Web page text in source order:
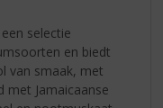
selectie
en biedt
van smaak, met
met Jamaicaanse